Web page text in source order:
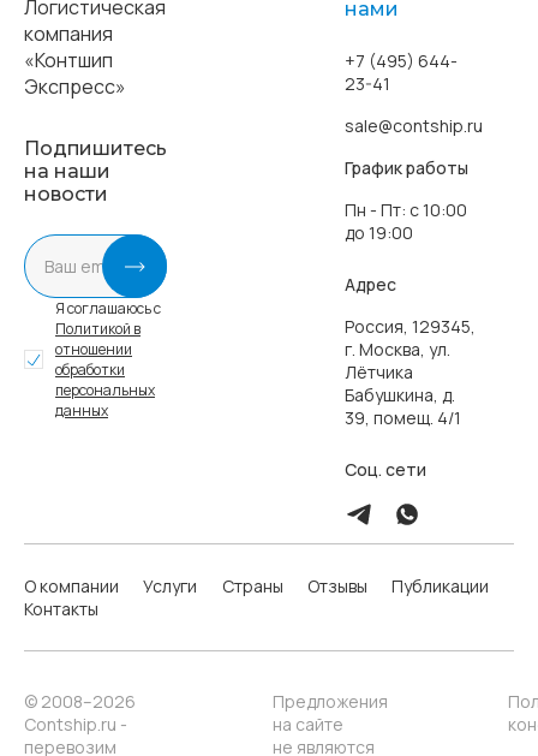
Подпишитесь
на наши
новости
Я соглашаюсь с
Политикой в
отношении
обработки
персональных
данных
нами
+7 (495) 644-
23-41
sale@contship.ru
График работы
Пн - Пт: с 10:00
до 19:00
Адрес
Россия, 129345,
г. Москва, ул.
Лётчика
Бабушкина, д.
39, помещ. 4/1
Соц. сети
О компании Услуги Страны Отзывы
Публикации
Контакты
© 2008–2026
Contship.ru -
перевозим
Предложения
на сайте
не являются